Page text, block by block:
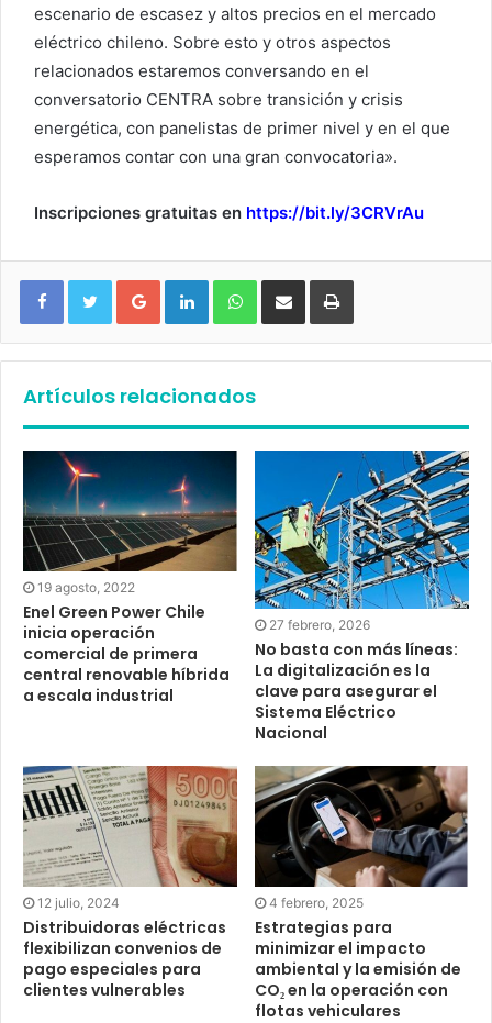
escenario de escasez y altos precios en el mercado
eléctrico chileno. Sobre esto y otros aspectos
relacionados estaremos conversando en el
conversatorio CENTRA sobre transición y crisis
energética, con panelistas de primer nivel y en el que
esperamos contar con una gran convocatoria».
Inscripciones gratuitas en https://bit.ly/3CRVrAu
Google+ LinkedIn WhatsApp
Artículos relacionados
19 agosto, 2022
Enel Green Power Chile
inicia operación
comercial de primera
central renovable híbrida
a escala industrial
27 febrero, 2026
No basta con más líneas:
La digitalización es la
clave para asegurar el
Sistema Eléctrico
Nacional
12 julio, 2024
Distribuidoras eléctricas
flexibilizan convenios de
pago especiales para
clientes vulnerables
4 febrero, 2025
Estrategias para
minimizar el impacto
ambiental y la emisión de
CO₂ en la operación con
flotas vehiculares